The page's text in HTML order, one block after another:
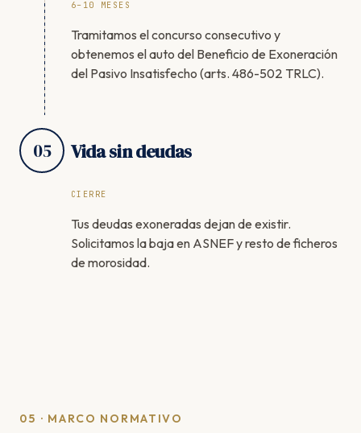
6–10 MESES
Tramitamos el concurso consecutivo y
obtenemos el auto del Beneficio de Exoneración
del Pasivo Insatisfecho (arts. 486-502 TRLC).
05 Vida sin deudas
CIERRE
Tus deudas exoneradas dejan de existir.
Solicitamos la baja en ASNEF y resto de ficheros
de morosidad.
05 · MARCO NORMATIVO